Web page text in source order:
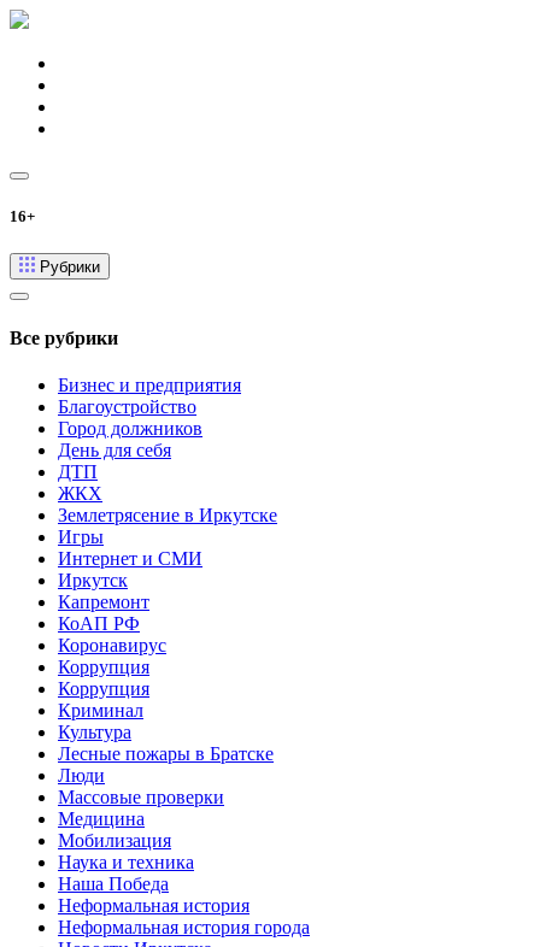
16+
Рубрики
Все рубрики
Бизнес и предприятия
Благоустройство
Город должников
День для себя
ДТП
ЖКХ
Землетрясение в Иркутске
Игры
Интернет и СМИ
Иркутск
Капремонт
КоАП РФ
Коронавирус
Коррупция
Коррупция
Криминал
Культура
Лесные пожары в Братске
Люди
Массовые проверки
Медицина
Мобилизация
Наука и техника
Наша Победа
Неформальная история
Неформальная история города